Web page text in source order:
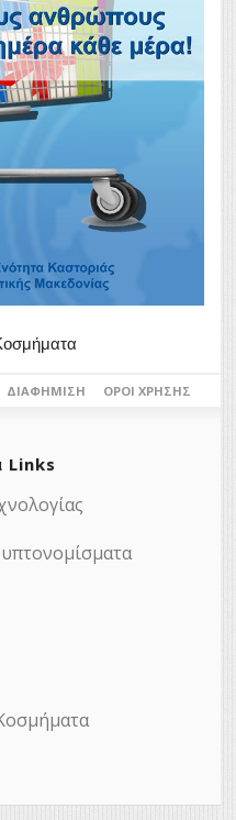
ΔΙΑΦΉΜΙΣΗ ΌΡΟΙ ΧΡΉΣΗΣ
Links